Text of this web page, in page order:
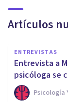
Artículos
ENTREVISTAS
Entrevista a
psicóloga se
Psicología